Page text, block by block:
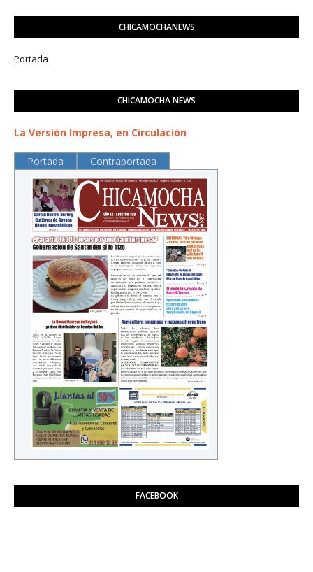
CHICAMOCHANEWS
Portada
CHICAMOCHA NEWS
La Versión Impresa, en Circulación
Portada Contraportada
FACEBOOK